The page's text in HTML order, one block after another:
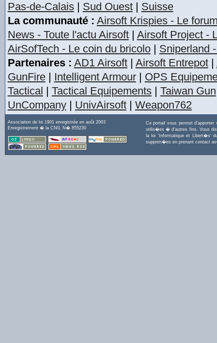
Pas-de-Calais| Sud Ouest| Suisse
La communauté : Airsoft Krispies - Le
News - Toute l'actu Airsoft| Airsoft Project -
AirSofTech - Le coin du bricolo| Sniperland
Partenaires : AD1 Airsoft| Airsoft Entrepot|
GunFire| Intelligent Armour| OPS
Tactical | Tactical Equipements| Taiwan Gun
UnCompany| UnivAirsoft| Weapon762
Association de loi 1901 enregistrée en août 2003
Enregistrement � la CNIL N� 855230
Ce portail vous permet
utilis�es � d'autres fins. Vous
la loi 'Informatique et Libert�s'
supprim�es en prenant contact